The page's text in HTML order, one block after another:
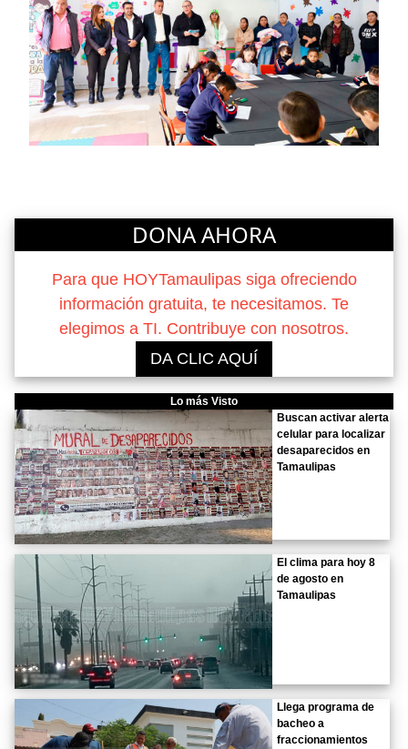
DONA AHORA
Para que HOYTamaulipas siga ofreciendo
información gratuita, te necesitamos. Te
elegimos a TI. Contribuye con nosotros.
DA CLIC AQUÍ
Lo más Visto
Buscan activar alerta
celular para localizar
desaparecidos en
Tamaulipas
El clima para hoy 8
de agosto en
Tamaulipas
Llega programa de
bacheo a
fraccionamientos